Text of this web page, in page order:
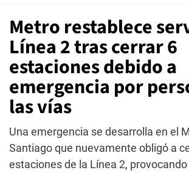
Metro restablece
Línea 2 tras cerrar 6
estaciones debido a
emergencia por
las vías
Una emergencia se desarrolla en el
Santiago que nuevamente obligó a
estaciones de la Línea 2,